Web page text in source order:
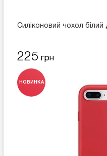
Силіконовий чохол
225 грн
НОВИНКА